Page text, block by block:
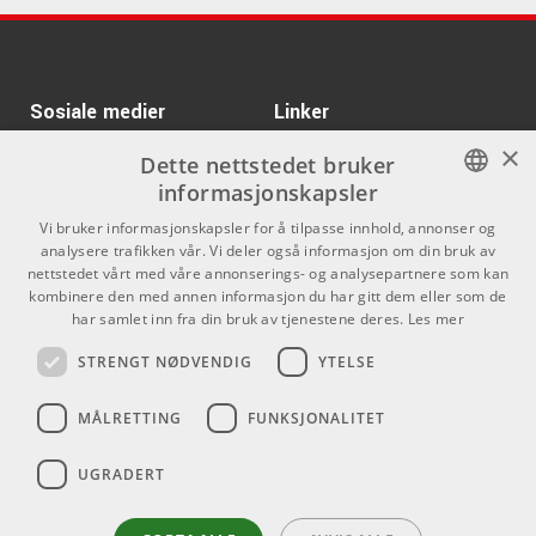
ARTIKKELNUMMER 1021699
ORTEGA OSSFT
Universal Audio OX
Amp Top Box
ARTIKKELNUMMER 1055665
Puresound CPB1420
ARTIKKELNUMMER 1033232
Kr 415/stk
Tama CL32RZS-GNL
Sosiale medier Linker
Om Oss
Kontakt oss
Kjøpsvilkår
Butikken
Varemerker
0555 Oslo
NORWEGIAN
×
Dette nettstedet bruker
informasjonskapsler
Vi bruker informasjonskapsler for å tilpasse innhold, annonser og
analysere trafikken vår. Vi deler også informasjon om din bruk av
nettstedet vårt med våre annonserings- og analysepartnere som kan
kombinere den med annen informasjon du har gitt dem eller som de
har samlet inn fra din bruk av tjenestene deres. Les mer
STRENGT NØDVENDIG YTELSE
MÅLRETTING FUNKSJONALITET
UGRADERT